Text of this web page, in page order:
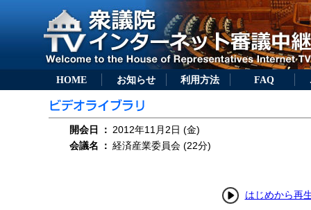
HOME お知らせ 利用方法 FAQ
開会日 ： 2012年11月2日 (金)
会議名
： 経済産業委員会 (22分)
はじめから再